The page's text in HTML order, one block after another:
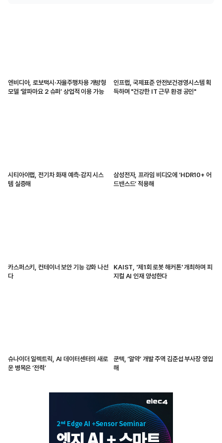
엔비디아, 로보택시·자율주행차용 개방형
모델 ‘알파마요 2 슈퍼’ 상업적 이용 가능
인프랩, 국제표준 안전보건경영시스템 획
득하며 "건강한 IT 근무 환경 공인"
시티아이랩, 전기차 화재 예측·감지 시스
템 실증해
삼성전자, 프라임 비디오에 ‘HDR10+ 어
드밴스드’ 적용해
카스퍼스키, 컨테이너 보안 기능 강화 나선
다
KAIST, '제1회 로봇 해커톤' 개최하며 피
지컬 AI 인재 양성한다
슈나이더 일렉트릭, AI 데이터센터의 새로
운 병목은 ‘전력’
쿤텍, ‘알약’ 개발 주역 김준섭 부사장 영입
해